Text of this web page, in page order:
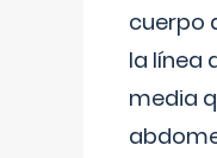
cuerpo
la línea
media